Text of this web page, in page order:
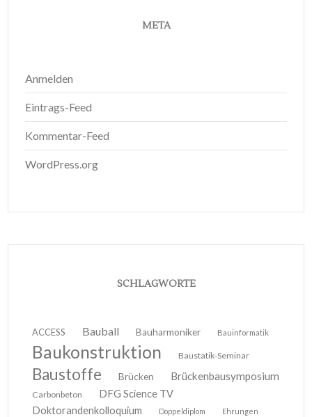
META
Anmelden
Eintrags-Feed
Kommentar-Feed
WordPress.org
SCHLAGWORTE
ACCESS Bauball Bauharmoniker Bauinformatik
Baukonstruktion Baustatik-Seminar
Baustoffe Brücken Brückenbausymposium
Carbonbeton
DFG Science TV
Doktorandenkolloquium
Doppeldiplom Ehrungen